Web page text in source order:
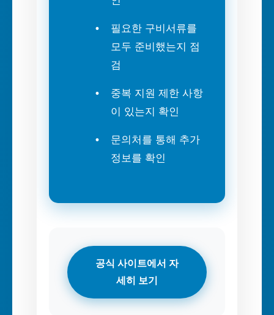
필요한 구비서류를
모두 준비했는지 점
검
중복 지원 제한 사항
이 있는지 확인
문의처를 통해 추가
정보를 확인
공식 사이트에서 자
세히 보기